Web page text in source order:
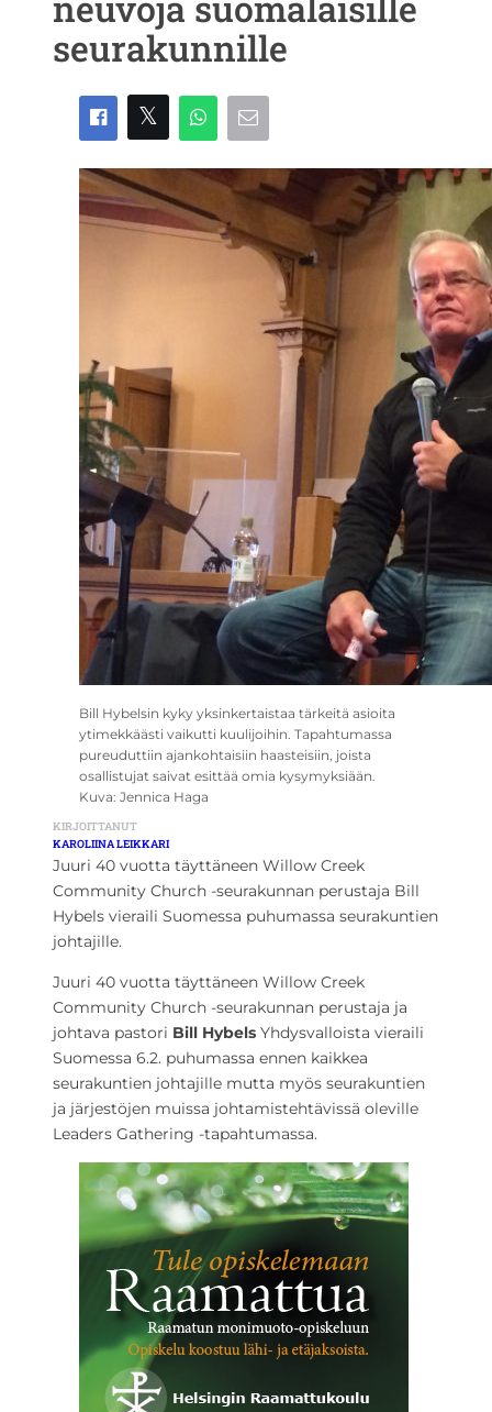
seurakunnille
Bill Hybelsin kyky yksinkertaistaa tärkeitä asioita
ytimekkäästi vaikutti kuulijoihin. Tapahtumassa
pureuduttiin ajankohtaisiin haasteisiin, joista
osallistujat saivat esittää omia kysymyksiään.
Kuva: Jennica Haga
KIRJOITTANUT
KAROLIINA LEIKKARI
Juuri 40 vuotta täyttäneen Willow Creek
Community Church -seurakunnan perustaja Bill
Hybels vieraili Suomessa puhumassa seurakuntien
johtajille.
Juuri 40 vuotta täyttäneen Willow Creek
Community Church -seurakunnan perustaja ja
johtava pastori Bill Hybels Yhdysvalloista vieraili
Suomessa 6.2. puhumassa ennen kaikkea
seurakuntien johtajille mutta myös seurakuntien
ja järjestöjen muissa johtamistehtävissä oleville
Leaders Gathering -tapahtumassa.